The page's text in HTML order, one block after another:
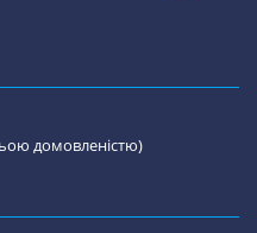
домовленістю)